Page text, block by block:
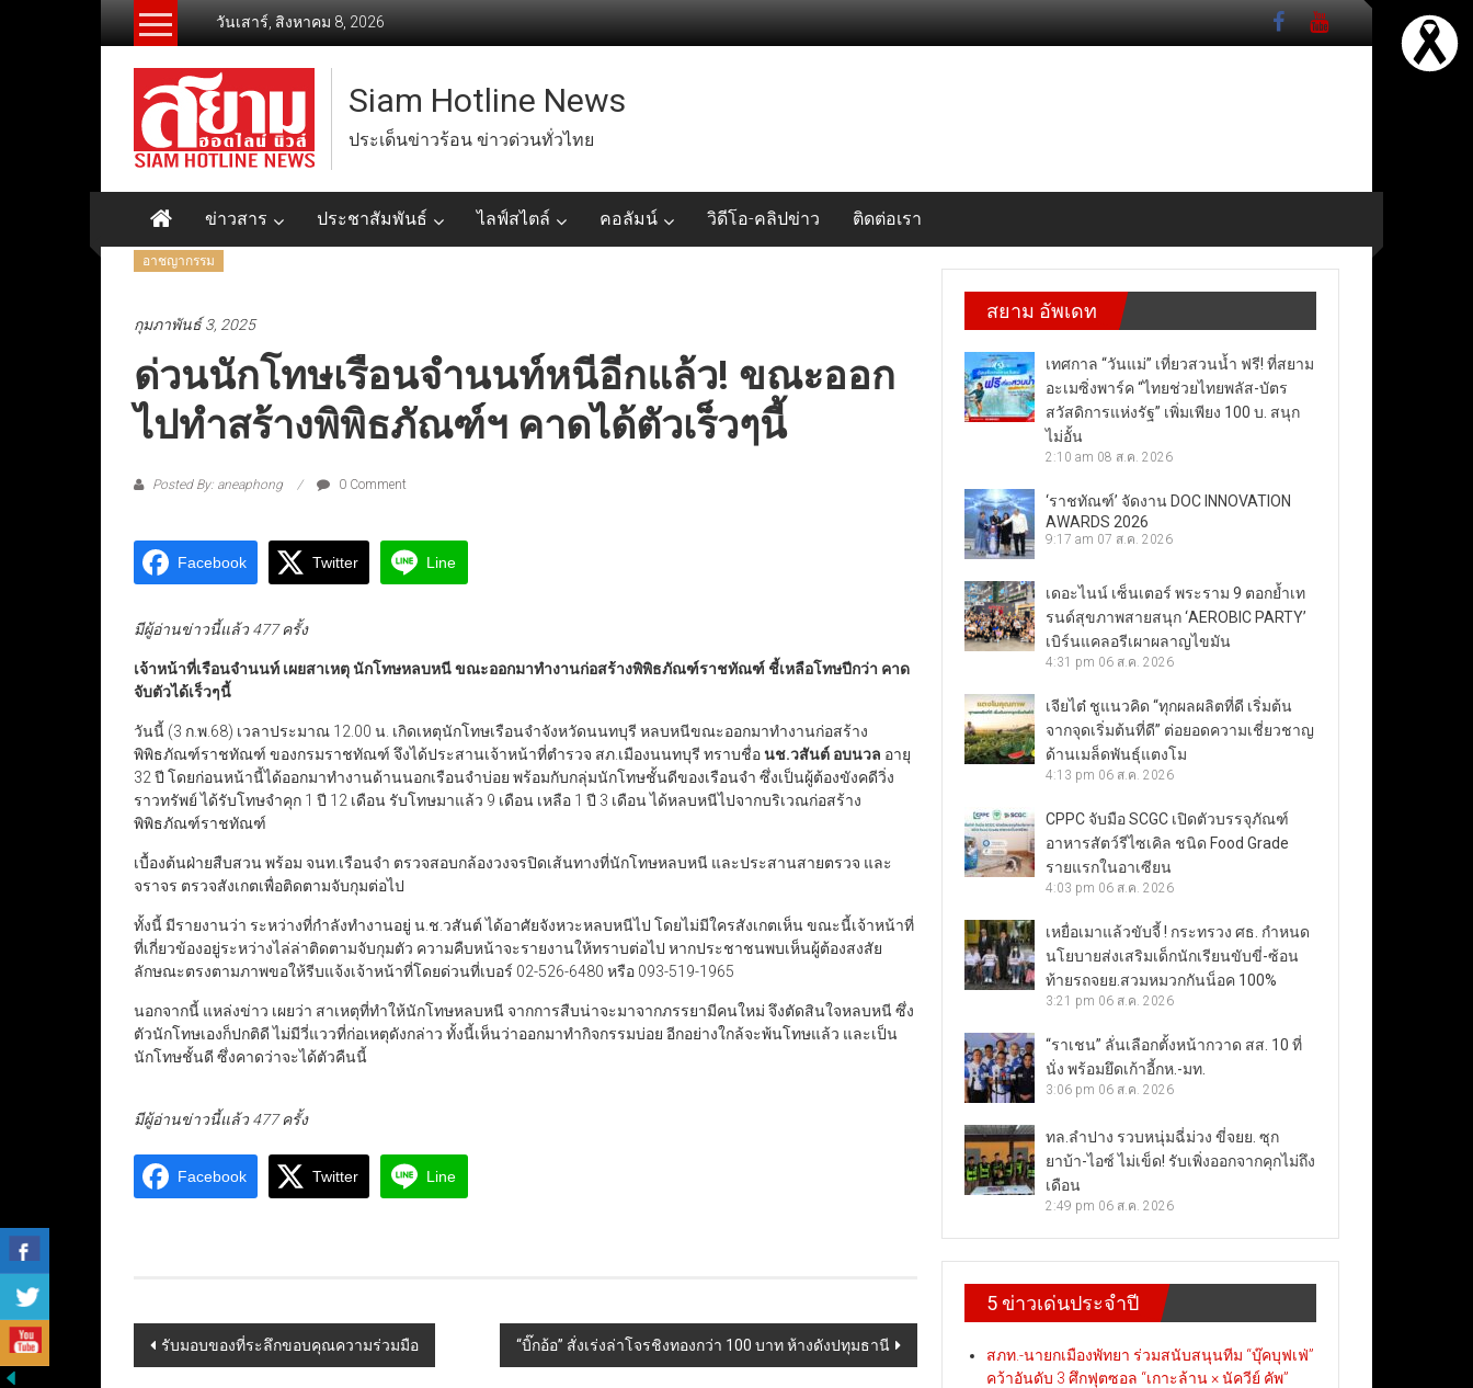
วันเสาร์, สิงหาคม 8, 2026
Siam Hotline News
ประเด็นข่าวร้อน ข่าวด่วนทั่วไทย
ข่าวสาร ประชาสัมพันธ์ ไลฟ์สไตล์ คอลัมน์ วิดีโอ-คลิปข่าว ติดต่อเรา
อาชญากรรม
กุมภาพันธ์ 3, 2025
ด่วนนักโทษเรือนจำนนท์หนีอีกแล้ว! ขณะออก
ไปทำสร้างพิพิธภัณฑ์ฯ คาดได้ตัวเร็วๆนี้
Posted By: aneaphong 0 Comment
Facebook Twitter Line
มีผู้อ่านข่าวนี้แล้ว 477 ครั้ง
เจ้าหน้าที่เรือนจำนนท์ เผยสาเหตุ นักโทษหลบหนี ขณะออกมาทำงานก่อสร้างพิพิธภัณฑ์ราชทัณฑ์ ชี้เหลือโทษปีกว่า คาด
จับตัวได้เร็วๆนี้
วันนี้ (3 ก.พ.68) เวลาประมาณ 12.00 น. เกิดเหตุนักโทษเรือนจำจังหวัดนนทบุรี หลบหนีขณะออกมาทำงานก่อสร้าง
พิพิธภัณฑ์ราชทัณฑ์ ของกรมราชทัณฑ์ จึงได้ประสานเจ้าหน้าที่ตำรวจ สภ.เมืองนนทบุรี ทราบชื่อนช.วสันต์ อบนวล อายุ
32 ปี โดยก่อนหน้านี้ได้ออกมาทำงานด้านนอกเรือนจำบ่อย พร้อมกับกลุ่มนักโทษชั้นดีของเรือนจำ ซึ่งเป็นผู้ต้องขังคดีวิ่ง
ราวทรัพย์ ได้รับโทษจำคุก 1 ปี 12 เดือน รับโทษมาแล้ว 9 เดือน เหลือ 1 ปี 3 เดือน ได้หลบหนีไปจากบริเวณก่อสร้าง
พิพิธภัณฑ์ราชทัณฑ์
เบื้องต้นฝ่ายสืบสวน พร้อม จนท.เรือนจำ ตรวจสอบกล้องวงจรปิดเส้นทางที่นักโทษหลบหนี และประสานสายตรวจ และ
จราจร ตรวจสังเกตเพื่อติดตามจับกุมต่อไป
ทั้งนี้ มีรายงานว่า ระหว่างที่กำลังทำงานอยู่ น.ช.วสันต์ ได้อาศัยจังหวะหลบหนีไป โดยไม่มีใครสังเกตเห็น ขณะนี้เจ้าหน้าที่
ที่เกี่ยวข้องอยู่ระหว่างไล่ล่าติดตามจับกุมตัว ความคืบหน้าจะรายงานให้ทราบต่อไป หากประชาชนพบเห็นผู้ต้องสงสัย
ลักษณะตรงตามภาพขอให้รีบแจ้งเจ้าหน้าที่โดยด่วนที่เบอร์ 02-526-6480 หรือ 093-519-1965
นอกจากนี้ แหล่งข่าว เผยว่า สาเหตุที่ทำให้นักโทษหลบหนี จากการสืบน่าจะมาจากภรรยามีคนใหม่ จึงตัดสินใจหลบหนี ซึ่ง
ตัวนักโทษเองก็ปกติดี ไม่มีวี่แววที่ก่อเหตุดังกล่าว ทั้งนี้เห็นว่าออกมาทำกิจกรรมบ่อย อีกอย่างใกล้จะพ้นโทษแล้ว และเป็น
นักโทษชั้นดี ซึ่งคาดว่าจะได้ตัวคืนนี้
มีผู้อ่านข่าวนี้แล้ว 477 ครั้ง
Facebook Twitter Line
Post
รับมอบของที่ระลึกขอบคุณความร่วมมือ “บิ๊กอ้อ” สั่งเร่งล่าโจรชิงทองกว่า 100 บาท ห้างดังปทุมธานี
สยาม อัพเดท
เทศกาล “วันแม่” เที่ยวสวนน้ำ ฟรี! ที่สยาม
อะเมซิ่งพาร์ค “ไทยช่วยไทยพลัส-บัตร
สวัสดิการแห่งรัฐ” เพิ่มเพียง 100 บ. สนุก
ไม่อั้น
2:10 am 08 ส.ค. 2026
‘ราชทัณฑ์’ จัดงาน DOC INNOVATION
AWARDS 2026
9:17 am 07 ส.ค. 2026
เดอะไนน์ เซ็นเตอร์ พระราม 9 ตอกย้ำเท
รนด์สุขภาพสายสนุก ‘AEROBIC PARTY’
เบิร์นแคลอรีเผาผลาญไขมัน
4:31 pm 06 ส.ค. 2026
เจียไต๋ ชูแนวคิด “ทุกผลผลิตที่ดี เริ่มต้น
จากจุดเริ่มต้นที่ดี” ต่อยอดความเชี่ยวชาญ
ด้านเมล็ดพันธุ์แตงโม
4:13 pm 06 ส.ค. 2026
CPPC จับมือ SCGC เปิดตัวบรรจุภัณฑ์
อาหารสัตว์รีไซเคิล ชนิด Food Grade
รายแรกในอาเซียน
4:03 pm 06 ส.ค. 2026
เหยื่อเมาแล้วขับจี้ ! กระทรวง ศธ. กำหนด
นโยบายส่งเสริมเด็กนักเรียนขับขี่-ซ้อน
ท้ายรถจยย.สวมหมวกกันน็อค 100%
3:21 pm 06 ส.ค. 2026
“ราเชน” ลั่นเลือกตั้งหน้ากวาด สส. 10 ที่
นั่ง พร้อมยึดเก้าอี้กห.-มท.
3:06 pm 06 ส.ค. 2026
ทล.ลำปาง รวบหนุ่มฉี่ม่วง ขี่จยย. ซุก
ยาบ้า-ไอซ์ ไม่เข็ด! รับเพิ่งออกจากคุกไม่ถึง
เดือน
2:49 pm 06 ส.ค. 2026
5 ข่าวเด่นประจำปี
สภท.-นายกเมืองพัทยา ร่วมสนับสนุนทีม “บุ๊คบุฟเฟ่”
คว้าอันดับ 3 ศึกฟุตซอล “เกาะล้าน × นัควีย์ คัพ”